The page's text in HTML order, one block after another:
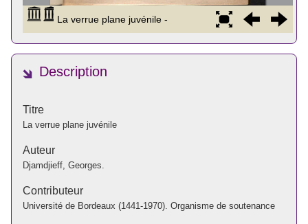
Description
Titre
La verrue plane juvénile
Auteur
Djamdjieff, Georges.
Contributeur
Université de Bordeaux (1441-1970). Organisme de soutenance